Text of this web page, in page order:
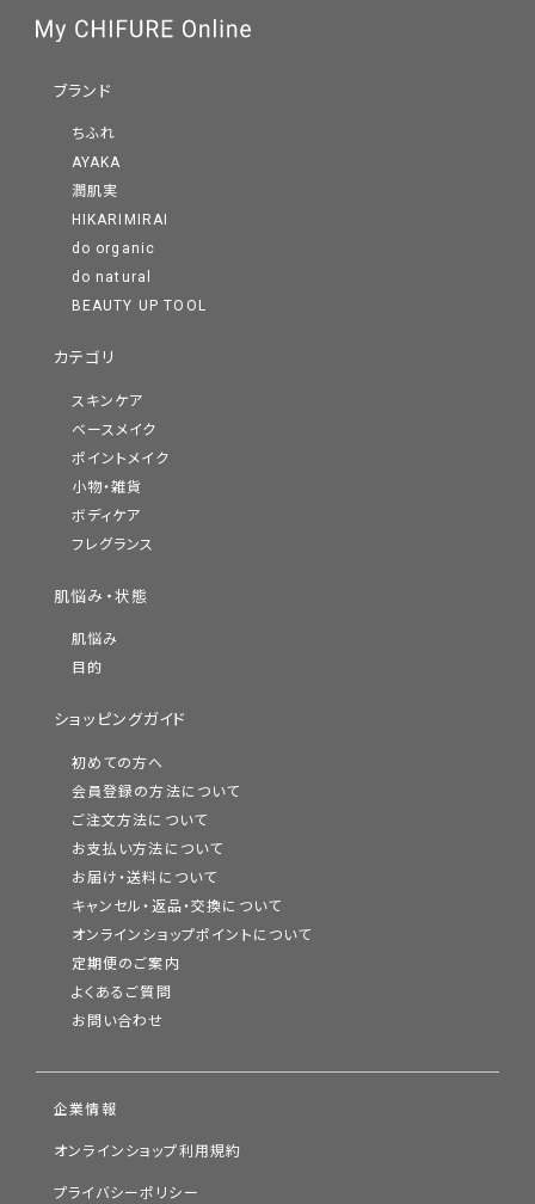
ブランド
ちふれ
AYAKA
潤肌実
HIKARIMIRAI
do organic
do natural
BEAUTY UP TOOL
カテゴリ
スキンケア
ベースメイク
ポイントメイク
小物・雑貨
ボディケア
フレグランス
肌悩み・状態
肌悩み
目的
ショッピングガイド
初めての方へ
会員登録の方法について
ご注文方法について
お支払い方法について
お届け・送料について
キャンセル・返品・交換について
オンラインショップポイントについて
定期便のご案内
よくあるご質問
お問い合わせ
企業情報
オンラインショップ利用規約
プライバシーポリシー